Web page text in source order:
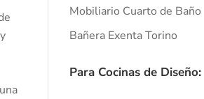
Mobiliario Cuarto de Baño
Bañera Exenta Torino
Para Cocinas de Diseño: